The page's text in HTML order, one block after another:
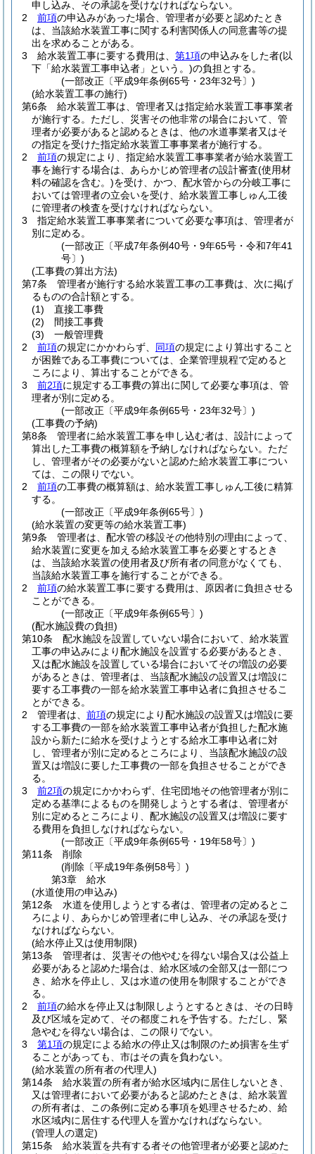
申し込み、その承認を受けなければならない。
2
前項の申込みがあった場合、管理者が必要と認めたとき
は、当該給水装置工事に関する利害関係人の同意書等の提
出を求めることがある。
3
給水装置工事に要する費用は、 第1項の申込みをした者(以
下「給水装置工事申込者」という。)の負担とする。
(一部改正〔平成9年条例65号・23年32号〕)
(給水装置工事の施行)
第6条
給水装置工事は、管理者又は指定給水装置工事事業者
が施行する。 ただし、災害その他非常の場合において、管
理者が必要があると認めるときは、他の水道事業者又はそ
の指定を受けた指定給水装置工事事業者が施行する。
2
前項の規定により、指定給水装置工事事業者が給水装置工
事を施行する場合は、あらかじめ管理者の設計審査(使用材
料の確認を含む。)を受け、かつ、配水管からの分岐工事に
おいては管理者の立会いを受け、給水装置工事しゅん工後
に管理者の検査を受けなければならない。
3
指定給水装置工事事業者について必要な事項は、管理者が
別に定める。
(一部改正〔平成7年条例40号・9年65号・令和7年41
号〕)
(工事費の算出方法)
第7条
管理者が施行する給水装置工事の工事費は、次に掲げ
るものの合計額とする。
(1)
直接工事費
(2)
間接工事費
(3)
一般管理費
2
前項の規定にかかわらず、 同項の規定により算出すること
が困難である工事費については、企業管理規程で定めると
ころにより、算出することができる。
3
前2項に規定する工事費の算出に関して必要な事項は、管
理者が別に定める。
(一部改正〔平成9年条例65号・23年32号〕)
(工事費の予納)
第8条
管理者に給水装置工事を申し込む者は、設計によって
算出した工事費の概算額を予納しなければならない。 ただ
し、管理者がその必要がないと認めた給水装置工事につい
ては、この限りでない。
2
前項の工事費の概算額は、給水装置工事しゅん工後に精算
する。
(一部改正〔平成9年条例65号〕)
(給水装置の変更等の給水装置工事)
第9条
管理者は、配水管の移設その他特別の理由によって、
給水装置に変更を加える給水装置工事を必要とするとき
は、当該給水装置の使用者及び所有者の同意がなくても、
当該給水装置工事を施行することができる。
2
前項の給水装置工事に要する費用は、原因者に負担させる
ことができる。
(一部改正〔平成9年条例65号〕)
(配水施設費の負担)
第10条
配水施設を設置していない場合において、給水装置
工事の申込みにより配水施設を設置する必要があるとき、
又は配水施設を設置している場合においてその増設の必要
があるときは、管理者は、当該配水施設の設置又は増設に
要する工事費の一部を給水装置工事申込者に負担させるこ
とができる。
2
管理者は、 前項の規定により配水施設の設置又は増設に要
する工事費の一部を給水装置工事申込者が負担した配水施
設から新たに給水を受けようとする給水工事申込者に対
し、管理者が別に定めるところにより、当該配水施設の設
置又は増設に要した工事費の一部を負担させることができ
る。
3
前2項の規定にかかわらず、住宅団地その他管理者が別に
定める基準によるものを開発しようとする者は、管理者が
別に定めるところにより、配水施設の設置又は増設に要す
る費用を負担しなければならない。
(一部改正〔平成9年条例65号・19年58号〕)
第11条
削除
(削除〔平成19年条例58号〕)
第3章
給水
(水道使用の申込み)
第12条
水道を使用しようとする者は、管理者の定めるとこ
ろにより、あらかじめ管理者に申し込み、その承認を受け
なければならない。
(給水停止又は使用制限)
第13条
管理者は、災害その他やむを得ない場合又は公益上
必要があると認めた場合は、給水区域の全部又は一部につ
き、給水を停止し、又は水道の使用を制限することができ
る。
2
前項の給水を停止又は制限しようとするときは、その日時
及び区域を定めて、その都度これを予告する。 ただし、緊
急やむを得ない場合は、この限りでない。
3
第1項の規定による給水の停止又は制限のため損害を生ず
ることがあっても、市はその責を負わない。
(給水装置の所有者の代理人)
第14条
給水装置の所有者が給水区域内に居住しないとき、
又は管理者において必要があると認めたときは、給水装置
の所有者は、この条例に定める事項を処理させるため、給
水区域内に居住する代理人を置かなければならない。
(管理人の選定)
第15条
給水装置を共有する者その他管理者が必要と認めた